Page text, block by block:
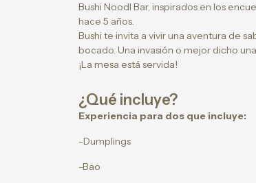
Bushi Noodl Bar, inspirados en los
hace 5 años.
Bushi te invita a vivir una aventura de
bocado. Una invasión o mejor dicho
¡La mesa está servida!
¿Qué incluye?
Experiencia para dos que incluye:
-Dumplings
-Bao